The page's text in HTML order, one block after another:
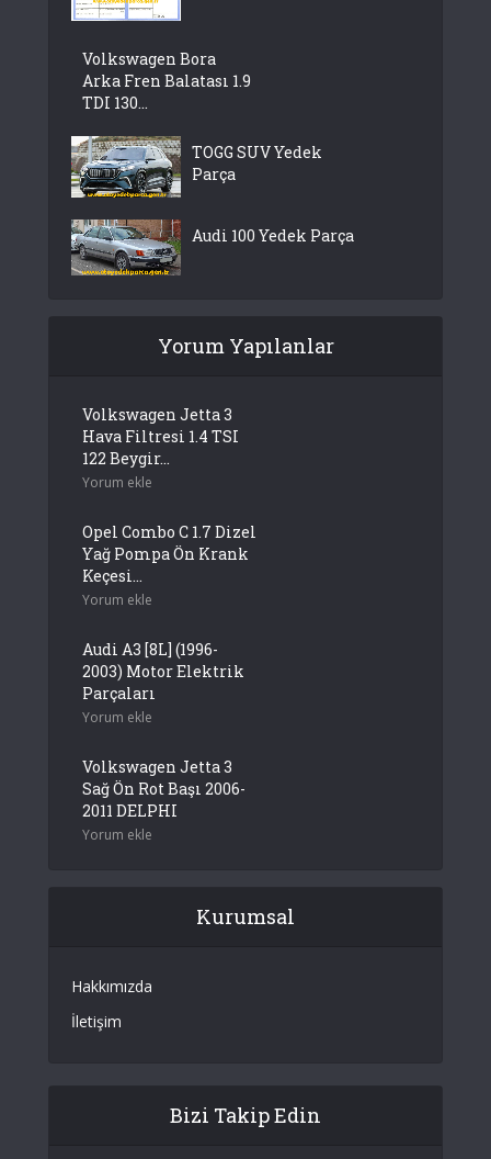
Volkswagen Bora
Arka Fren Balatası 1.9
TDI 130...
TOGG SUV Yedek
Parça
Audi 100 Yedek Parça
Yorum Yapılanlar
Volkswagen Jetta 3
Hava Filtresi 1.4 TSI
122 Beygir...
Yorum ekle
Opel Combo C 1.7 Dizel
Yağ Pompa Ön Krank
Keçesi...
Yorum ekle
Audi A3 [8L] (1996-
2003) Motor Elektrik
Parçaları
Yorum ekle
Volkswagen Jetta 3
Sağ Ön Rot Başı 2006-
2011 DELPHI
Yorum ekle
Kurumsal
Hakkımızda
İletişim
Bizi Takip Edin